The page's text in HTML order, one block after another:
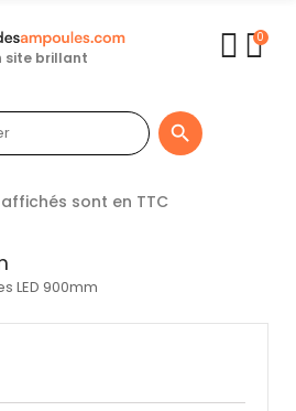
site brillant
0

affichés sont en TTC
LED 900mm